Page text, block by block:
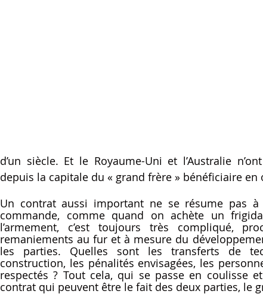
d’un siècle. Et le Royaume-Uni et l’Australie
depuis la capitale du « grand frère » bénéficiaire en
Un contrat aussi important ne se résume pas
commande, comme quand on achète un
l’armement, c’est toujours très compliqué,
remaniements au fur et à mesure du
les parties. Quelles sont les transferts de
construction, les pénalités envisagées, les
respectés ? Tout cela, qui se passe en coulisse
contrat qui peuvent être le fait des deux parties, le